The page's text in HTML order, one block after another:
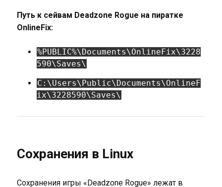
Путь к сейвам Deadzone Rogue на пиратке
OnlineFix:
%PUBLIC%\Documents\OnlineFix\3228
590\Saves\
C:\Users\Public\Documents\OnlineF
ix\3228590\Saves\
Сохранения в Linux
Сохранения игры «Deadzone Rogue» лежат в